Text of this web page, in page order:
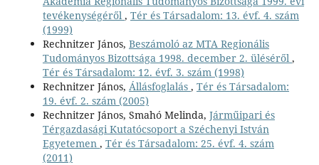
tevékenységéről , Tér és Társadalom: 13. évf. 4. szám
(1999)
Rechnitzer János, Beszámoló az MTA Regionális
Tudományos Bizottsága 1998. december 2. üléséről ,
Tér és Társadalom: 12. évf. 3. szám (1998)
Rechnitzer János, Állásfoglalás , Tér és Társadalom:
19. évf. 2. szám (2005)
Rechnitzer János, Smahó Melinda, Járműipari és
Térgazdasági Kutatócsoport a Széchenyi István
Egyetemen , Tér és Társadalom: 25. évf. 4. szám
(2011)